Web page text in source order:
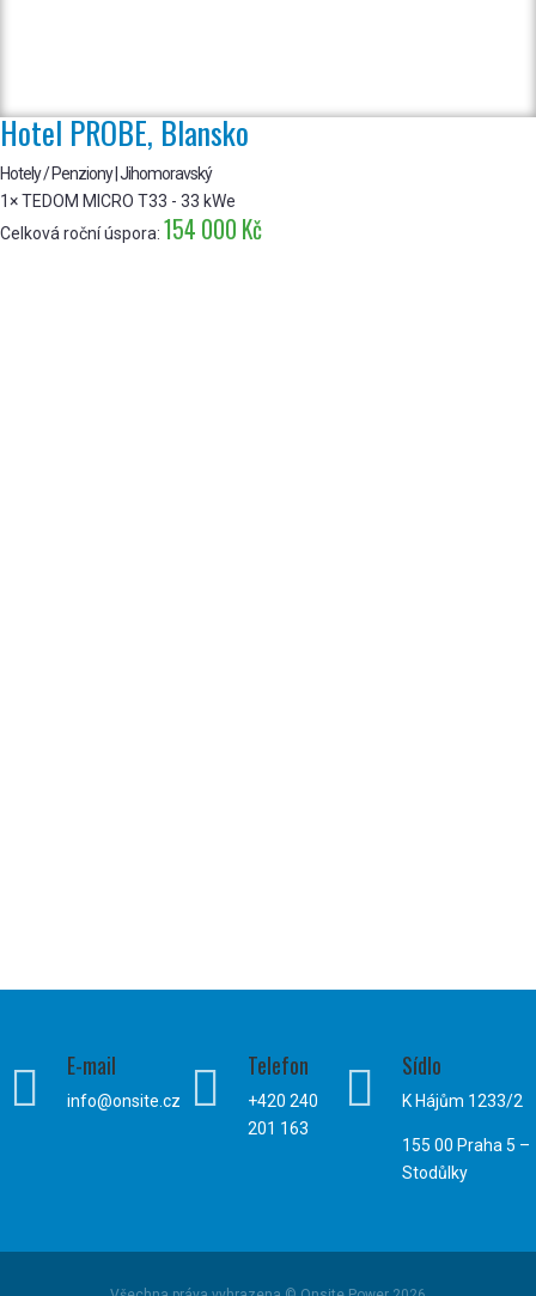
Hotel PROBE, Blansko
Hotely / Penziony | Jihomoravský
1× TEDOM MICRO T33 - 33 kWe
Celková roční úspora: 154 000 Kč
 E-mail
info@onsite.cz  Telefon
+420 240
201 163
 Sídlo
K Hájům 1233/2
155 00 Praha 5 –
Stodůlky